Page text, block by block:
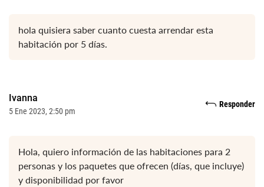
hola quisiera saber cuanto cuesta arrendar esta
habitación por 5 días.
Ivanna
5 Ene 2023, 2:50 pm
Responder
Hola, quiero información de las habitaciones para 2
personas y los paquetes que ofrecen (días, que incluye)
y disponibilidad por favor